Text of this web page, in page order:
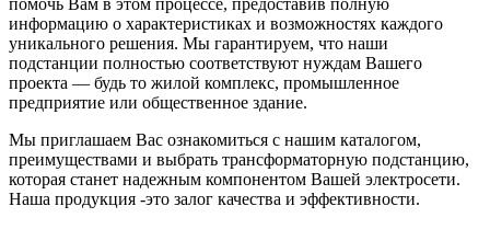
информацию о характеристиках и возможностях каждого
уникального решения. Мы гарантируем, что наши
подстанции полностью соответствуют нуждам Вашего
проекта — будь то жилой комплекс, промышленное
предприятие или общественное здание.
Мы приглашаем Вас ознакомиться с нашим каталогом,
преимуществами и выбрать трансформаторную подстанцию,
которая станет надежным компонентом Вашей электросети.
Наша продукция -это залог качества и эффективности.